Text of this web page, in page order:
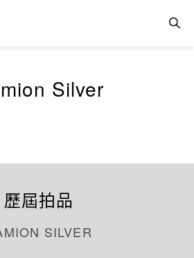
Silver
歷屆拍品
SILVER